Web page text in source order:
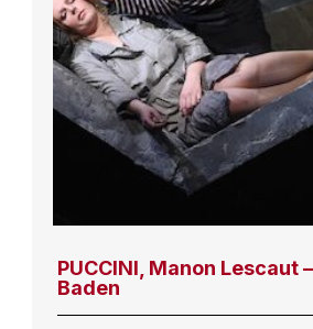
PUCCINI, Manon Lescaut
Baden